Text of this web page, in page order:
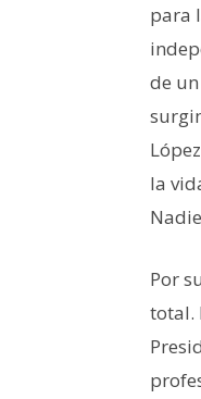
para
de
la
Por
total.